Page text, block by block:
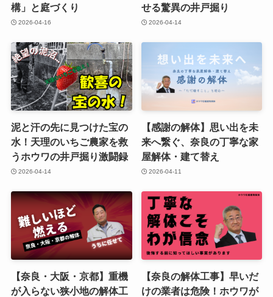
構」と庭づくり
2026-04-16
せる驚異の井戸掘り
2026-04-14
泥と汗の先に見つけた宝の
水！天理のいちご農家を救
うホウワの井戸掘り激闘録
2026-04-14
【感謝の解体】思い出を未
来へ繋ぐ、奈良の丁寧な家
屋解体・建て替え
2026-04-11
【奈良・大阪・京都】重機
が入らない狭小地の解体工
【奈良の解体工事】早いだ
けの業者は危険！ホウワが